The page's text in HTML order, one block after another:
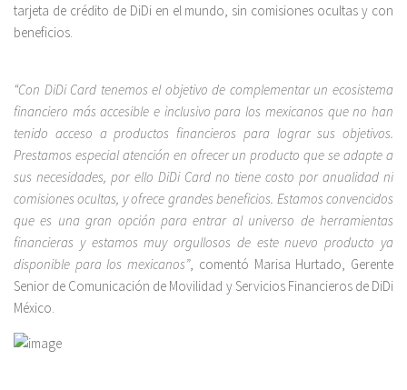
tarjeta de crédito de DiDi en el mundo, sin comisiones ocultas y con
beneficios.
“Con DiDi Card tenemos el objetivo de complementar un ecosistema
financiero más accesible e inclusivo para los mexicanos que no han
tenido acceso a productos financieros para lograr sus objetivos.
Prestamos especial atención en ofrecer un producto que se adapte a
sus necesidades, por ello DiDi Card no tiene costo por anualidad ni
comisiones ocultas, y ofrece grandes beneficios. Estamos convencidos
que es una gran opción para entrar al universo de herramientas
financieras y estamos muy orgullosos de este nuevo producto ya
disponible para los mexicanos”, comentó Marisa Hurtado, Gerente
Senior de Comunicación de Movilidad y Servicios Financieros de DiDi
México.